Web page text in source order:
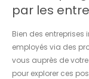
par les
Bien des
employés via des
vous auprès de
pour explorer ces